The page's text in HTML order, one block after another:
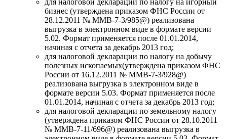
бизнес (утверждена приказом ФНС России от
28.12.2011 № ММВ-7-3/985@) реализована
выгрузка в электронном виде в формате версии
5.02. Формат применяется после 01.01.2014,
начиная с отчета за декабрь 2013 год;
для налоговой декларации по налогу на добычу
полезных ископаемых(утверждена приказом ФНС
России от 16.12.2011 № ММВ-7-3/928@)
реализована выгрузка в электронном виде в
формате версии 5.03. Формат применяется после
01.01.2014, начиная с отчета за декабрь 2013 год;
для налоговой декларации по земельному налогу
(утверждена приказом ФНС России от 28.10.2011
№ ММВ-7-11/696@) реализована выгрузка в